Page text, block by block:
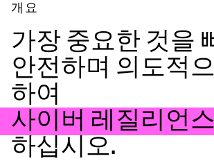
개요
가장 중요한 것을
안전하며 의도적
하여
사이버 레질리언
하십시오.